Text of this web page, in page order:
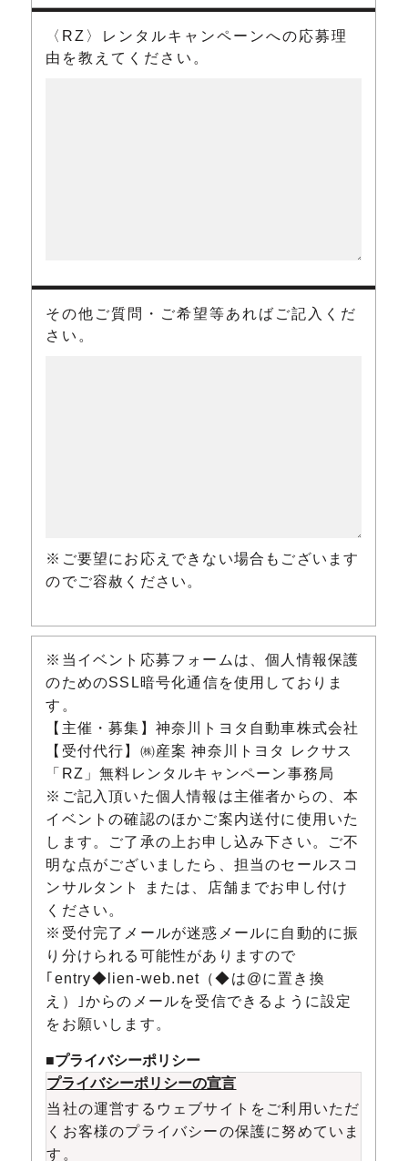
〈RZ〉レンタルキャンペーンへの応募理
由を教えてください。
その他ご質問・ご希望等あればご記入くだ
さい。
※ご要望にお応えできない場合もございます
のでご容赦ください。
※当イベント応募フォームは、個人情報保護
のためのSSL暗号化通信を使用しておりま
す。
【主催・募集】神奈川トヨタ自動車株式会社
【受付代行】㈱産案 神奈川トヨタ レクサス
「RZ」無料レンタルキャンペーン事務局
※ご記入頂いた個人情報は主催者からの、本
イベントの確認のほかご案内送付に使用いた
します。ご了承の上お申し込み下さい。ご不
明な点がございましたら、担当のセールスコ
ンサルタント または、店舗までお申し付け
ください。
※受付完了メールが迷惑メールに自動的に振
り分けられる可能性がありますので
｢entry◆lien-web.net（◆は@に置き換
え）｣からのメールを受信できるように設定
をお願いします。
■プライバシーポリシー
プライバシーポリシーの宣言
当社の運営するウェブサイトをご利用いただ
くお客様のプライバシーの保護に努めていま
す。